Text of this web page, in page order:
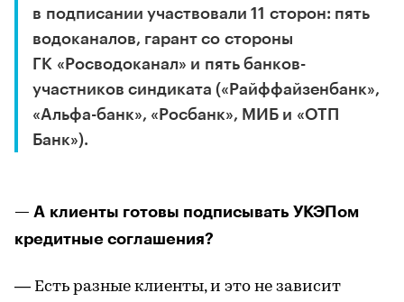
в подписании участвовали 11 сторон: пять
водоканалов, гарант со стороны
ГК «Росводоканал» и пять банков-
участников синдиката («Райффайзенбанк»,
«Альфа-банк», «Росбанк», МИБ и «ОТП
Банк»).
— А клиенты готовы подписывать УКЭПом
кредитные соглашения?
— Есть разные клиенты, и это не зависит